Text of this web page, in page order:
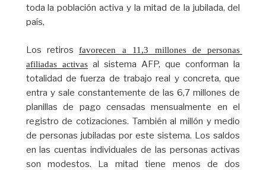
toda la población activa y la mitad de la jubilada, del
país,
Los retirosfavorecen a 11,3 millones de personas
afiliadas activasal sistema AFP, que conforman la
totalidad de fuerza de trabajo real y concreta, que
entra y sale constantemente de las 6,7 millones de
planillas de pago censadas mensualmente en el
registro de cotizaciones. También al millón y medio
de personas jubiladas por este sistema. Los saldos
en las cuentas individuales de las personas activas
son modestos. La mitad tiene menos de dos